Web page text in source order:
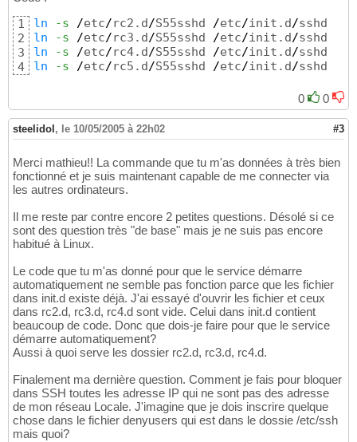
1
2
3
4
ln -s /etc/rc2.d/S55sshd /etc/init.d/
ln
-s /etc/rc3.d/S55sshd /etc/init.d/
ln
-s /etc/rc4.d/S55sshd /etc/init.d/
ln
-s /etc/rc5.d/S55sshd /etc/init.d/sshd
0 0
steelidol , le 10/05/2005 à 22h02 #3
Merci mathieu!! La commande que tu m'as données à très bien
fonctionné et je suis maintenant capable de me connecter via
les autres ordinateurs.
Il me reste par contre encore 2 petites questions. Désolé si ce
sont des question très "de base" mais je ne suis pas encore
habitué à Linux.
Le code que tu m'as donné pour que le service démarre
automatiquement ne semble pas fonction parce que les fichier
dans init.d existe déjà. J'ai essayé d'ouvrir les fichier et ceux
dans rc2.d, rc3.d, rc4.d sont vide. Celui dans init.d contient
beaucoup de code. Donc que dois-je faire pour que le service
démarre automatiquement?
Aussi à quoi serve les dossier rc2.d, rc3.d, rc4.d.
Finalement ma dernière question. Comment je fais pour bloquer
dans SSH toutes les adresse IP qui ne sont pas des adresse
de mon réseau Locale. J'imagine que je dois inscrire quelque
chose dans le fichier denyusers qui est dans le dossie /etc/ssh
mais quoi?